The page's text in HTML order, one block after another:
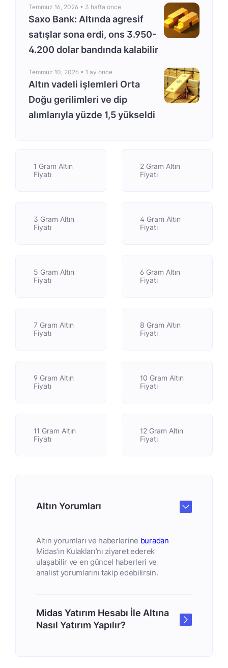
Temmuz 16, 2026 • 3 hafta once
Saxo Bank: Altında agresif
satışlar sona erdi, ons 3.950-
4.200 dolar bandında kalabilir
Temmuz 10, 2026 • 1 ay once
Altın vadeli işlemleri Orta
Doğu gerilimleri ve dip
alımlarıyla yüzde 1,5 yükseldi
1 Gram Altın
Fiyatı
2 Gram Altın
Fiyatı
3 Gram Altın
Fiyatı
4 Gram Altın
Fiyatı
5 Gram Altın
Fiyatı
6 Gram Altın
Fiyatı
7 Gram Altın
Fiyatı
8 Gram Altın
Fiyatı
9 Gram Altın
Fiyatı
10 Gram Altın
Fiyatı
11 Gram Altın
Fiyatı
12 Gram Altın
Fiyatı
Altın Yorumları
Altın yorumları ve haberlerine buradan
Midas’ın Kulakları’nı ziyaret ederek
ulaşabilir ve en güncel haberleri ve
analist yorumlarını takip edebilirsin.
Midas Yatırım Hesabı İle Altına
Nasıl Yatırım Yapılır?